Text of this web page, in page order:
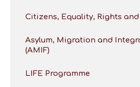
Citizens, Equality, Rights and
Asylum, Migration and
(AMIF)
LIFE Programme